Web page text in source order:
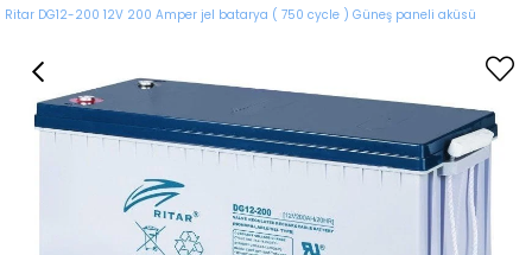
Ritar DG12-200 12V 200 Amper jel batarya ( 750 cycle ) Güneş paneli aküsü